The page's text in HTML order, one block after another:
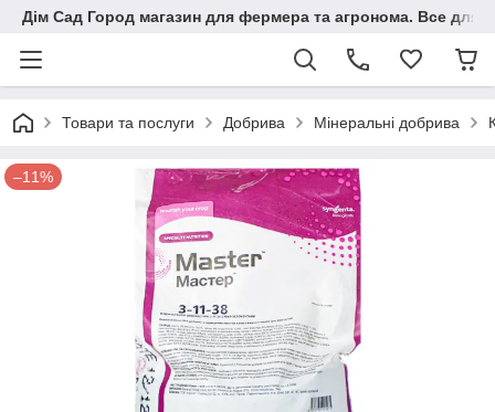
Дім Сад Город магазин для фермера та агронома. Все для
Товари та послуги Добрива Мінеральні добрива
–11%